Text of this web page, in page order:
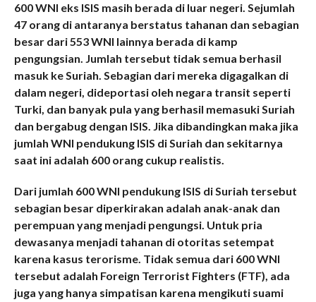
600 WNI eks ISIS masih berada di luar negeri. Sejumlah
47 orang di antaranya berstatus tahanan dan sebagian
besar dari 553 WNI lainnya berada di kamp
pengungsian. Jumlah tersebut tidak semua berhasil
masuk ke Suriah. Sebagian dari mereka digagalkan di
dalam negeri, dideportasi oleh negara transit seperti
Turki, dan banyak pula yang berhasil memasuki Suriah
dan bergabug dengan ISIS. Jika dibandingkan maka jika
jumlah WNI pendukung ISIS di Suriah dan sekitarnya
saat ini adalah 600 orang cukup realistis.
Dari jumlah 600 WNI pendukung ISIS di Suriah tersebut
sebagian besar diperkirakan adalah anak-anak dan
perempuan yang menjadi pengungsi. Untuk pria
dewasanya menjadi tahanan di otoritas setempat
karena kasus terorisme. Tidak semua dari 600 WNI
tersebut adalah Foreign Terrorist Fighters (FTF), ada
juga yang hanya simpatisan karena mengikuti suami